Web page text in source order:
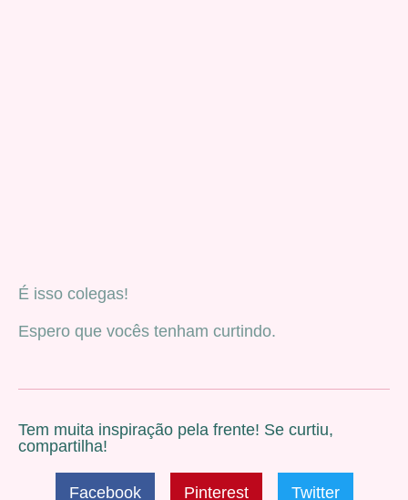
É isso colegas!
Espero que vocês tenham curtindo.
Tem muita inspiração pela frente! Se curtiu,
compartilha!
Facebook Pinterest Twitter